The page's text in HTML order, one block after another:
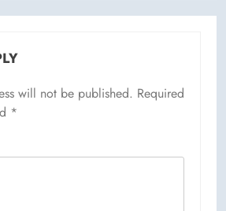
will not be published. Required
*